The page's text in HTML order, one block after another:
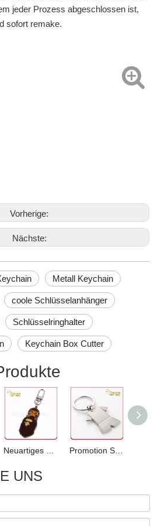
jeder Prozess abgeschlossen ist,
sofort remake.
Vorherige:
Nächste:
Metall Keychain
coole Schlüsselanhänger
Schlüsselringhalter
Keychain Box Cutter
UNS